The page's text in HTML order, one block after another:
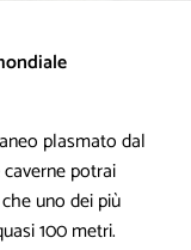
plasmato dal
potrai
uno dei più
100 metri.